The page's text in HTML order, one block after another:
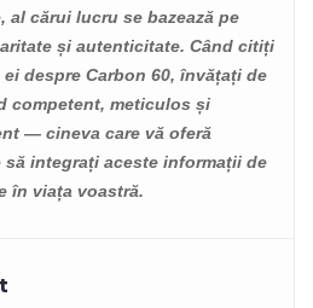
al cărui lucru se bazează pe
și autenticitate. Când citiți
despre Carbon 60, învățați de
competent, meticulos și
— cineva care vă oferă
să integrați aceste informații de
în viața voastră.